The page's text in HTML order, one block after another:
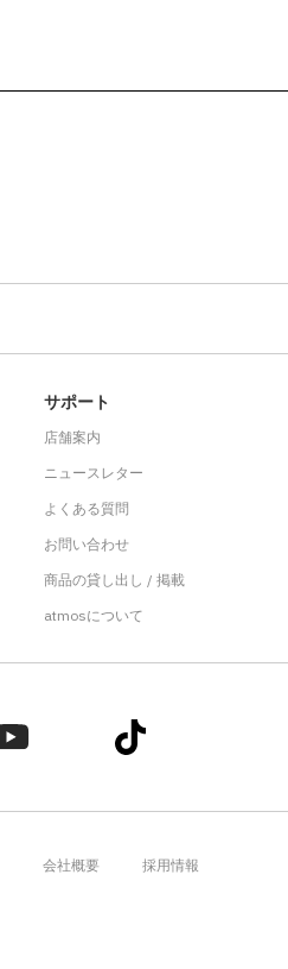
サポート
店舗案内
ニュースレター
よくある質問
お問い合わせ
商品の貸し出し / 掲載
atmosについて
会社概要 採用情報